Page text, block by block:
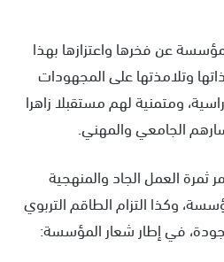
عن فخرها واعتزازها بهذا
وتلامذتها على المجهودات
ومتمنية لهم مستقبلا زاهرا
الجامعي والمهني.
العمل الجاد والمنهجية
وكذا التزام الطاقم التربوي
في إطار شعار المؤسسة: